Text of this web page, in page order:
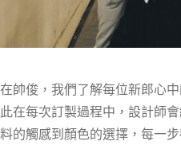
在帥俊，我們了解每位新郎心
此在每次訂製過程中，設計師
料的觸感到顏色的選擇，每一